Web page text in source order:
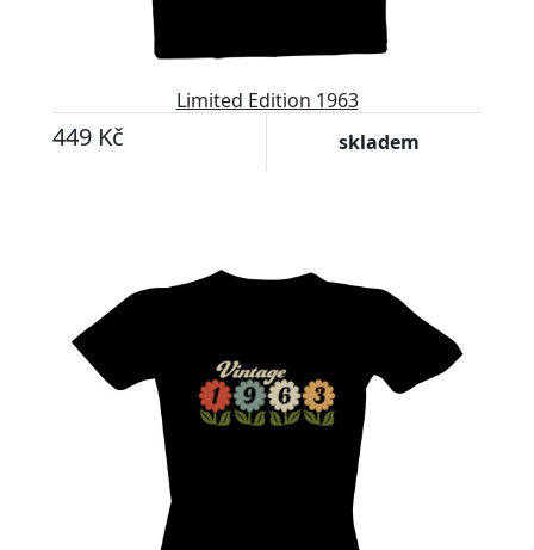
Limited Edition 1963
449 Kč skladem